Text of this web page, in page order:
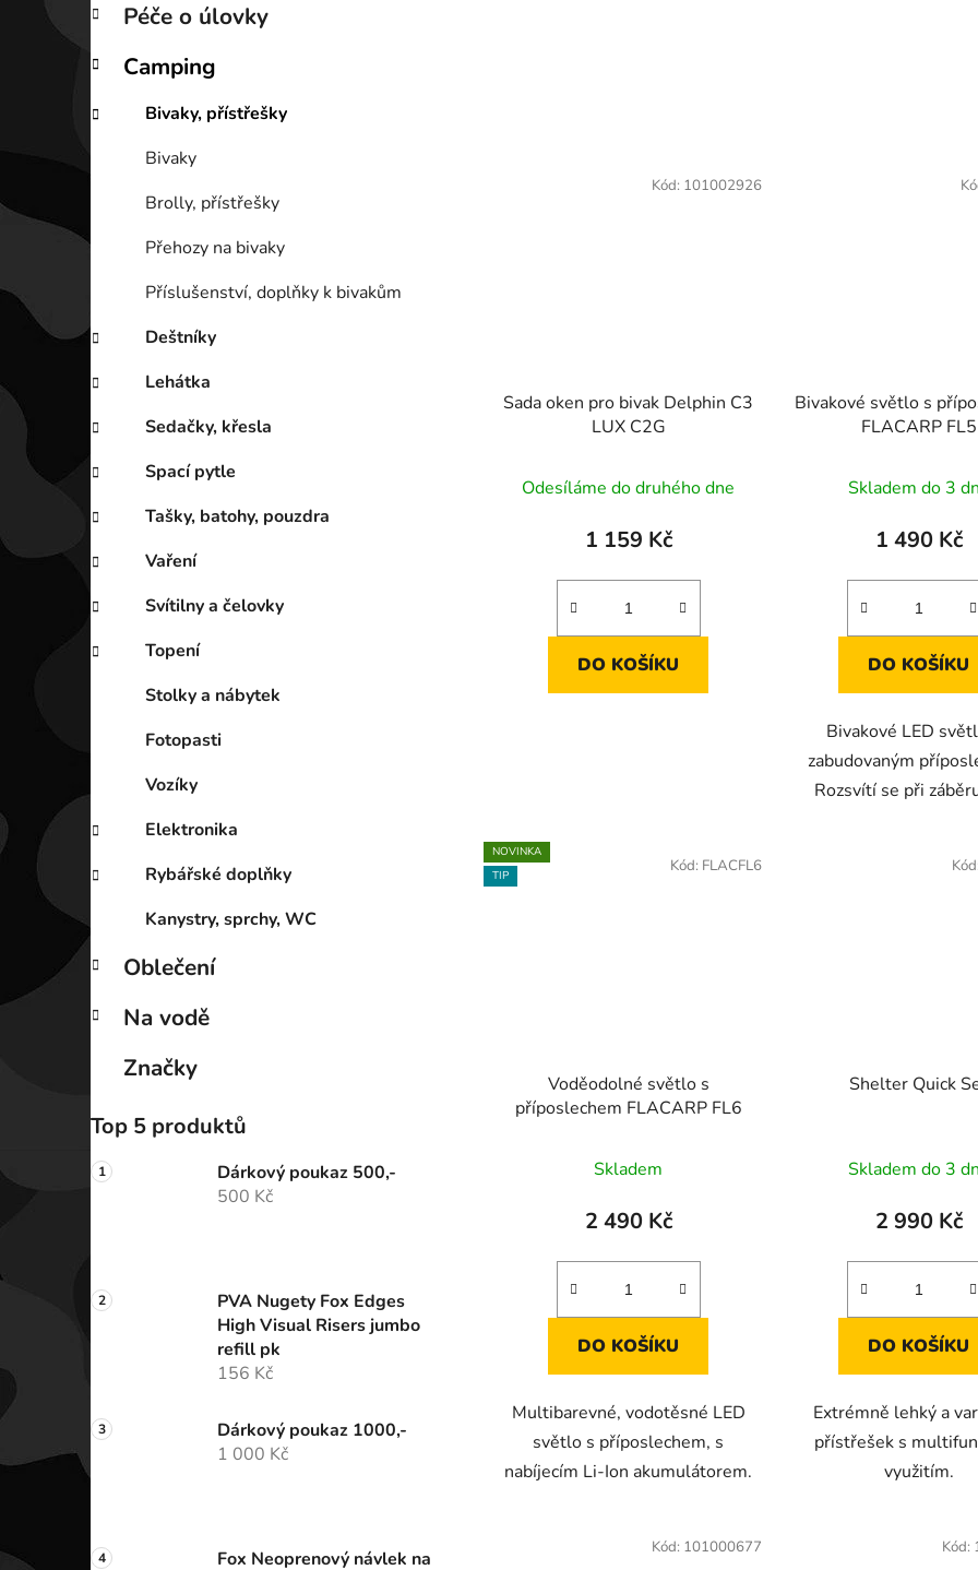
Péče o úlovky
Camping
Bivaky, přístřešky
Bivaky
Brolly, přístřešky
Přehozy na bivaky
Příslušenství, doplňky k bivakům
Deštníky
Lehátka
Sedačky, křesla
Spací pytle
Tašky, batohy, pouzdra
Vaření
Svítilny a čelovky
Topení
Stolky a nábytek
Fotopasti
Vozíky
Elektronika
Rybářské doplňky
Kanystry, sprchy, WC
Oblečení
Na vodě
Značky
Top 5 produktů
Dárkový poukaz 500,-
500 Kč
PVA Nugety Fox Edges
High Visual Risers jumbo
refill pk
156 Kč
Dárkový poukaz 1000,-
1 000 Kč
Fox Neoprenový návlek na
Sada oken pro bivak Delphin C3
LUX C2G
hodnocení
produktu
5,0
z
hvězdiček.
Odesíláme do druhého dne
1 159 Kč
DO KOŠÍKU
Kód: 101002926
Bivakové světlo s
FLACARP FL5
Skladem do 3
1 490 Kč
DO KOŠÍKU
Bivakové LED
zabudovaným
Rozsvítí se při
NOVINKA
TIP
Voděodolné světlo s
příposlechem FLACARP FL6
hodnocení
produktu
5,0
z
hvězdiček.
Skladem
2 490 Kč
DO KOŠÍKU
Multibarevné, vodotěsné LED
světlo s příposlechem, s
nabíjecím Li-Ion akumulátorem.
Kód: FLACFL6
Shelter Quick
Skladem do 3
2 990 Kč
DO KOŠÍKU
Extrémně lehký a
přístřešek s
využitím.
Kód:
Kód: 101000677 Kód: